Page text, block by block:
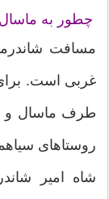
چطور به
غربی است.
طرف ماسال و
روستاهای
شاه امیر